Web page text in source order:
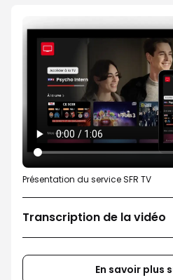
Présentation du service SFR TV
Transcription de la vidéo
En savoir plus